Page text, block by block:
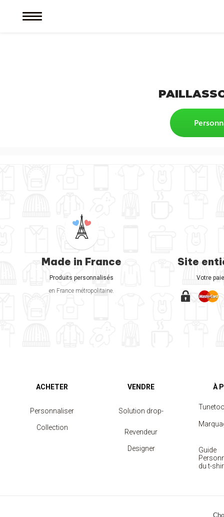
Made in France
Produits personnalisés
en France métropolitaine.
Site
Votre
ACHETER
Personnaliser
Collection
VENDRE
Solution drop-
shipping
Revendeur
Designer
À
Guide
du t-